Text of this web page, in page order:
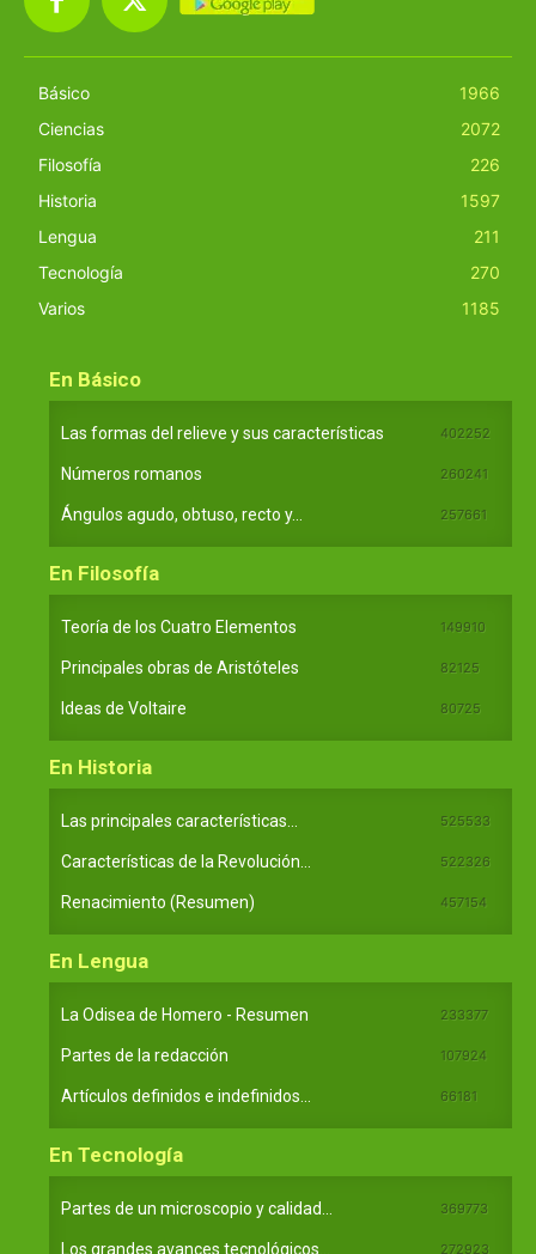
Básico
1966
Ciencias
2072
Filosofía
226
Historia
1597
Lengua
211
Tecnología
270
Varios
1185
En Básico
Las formas del relieve y sus características 402252
Números romanos 260241
Ángulos agudo, obtuso, recto y... 257661
En Filosofía
Teoría de los Cuatro Elementos 149910
Principales obras de Aristóteles 82125
Ideas de Voltaire 80725
En Historia
Las principales características... 525533
Características de la Revolución... 522326
Renacimiento (Resumen) 457154
En Lengua
La Odisea de Homero - Resumen 233377
Partes de la redacción 107924
Artículos definidos e indefinidos... 66181
En Tecnología
Partes de un microscopio y calidad... 369773
Los grandes avances tecnológicos... 272923